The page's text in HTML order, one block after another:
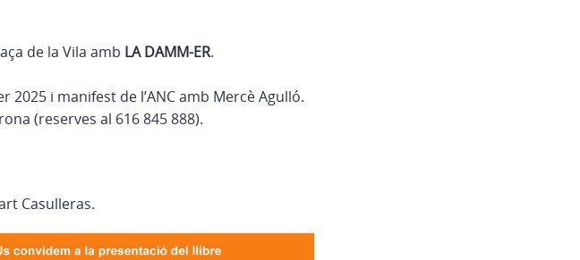
de la Vila amb LA DAMM-ER.
2025 i manifest de l’ANC amb Mercè Agulló.
(reserves al 616 845 888).
Casulleras.